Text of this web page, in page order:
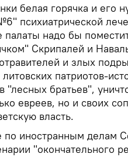
белая горячка и его
психиатрической
палаты надо бы
Скрипалей и
и злых
патриотов-
"лесных братьев",
евреев, но и своих
власть.
иностранным делам
"окончательного